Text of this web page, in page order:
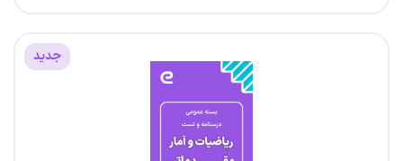
جدید